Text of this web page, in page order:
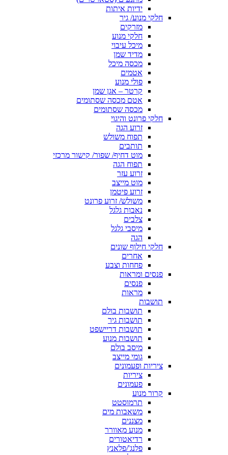
ידיות איתות
חלקי מנוע/ גיר
מזרקים
חלקי מנוע
מיכל עיבוי
מדיד שמן
מכסה מיכל
אטמים
פולי מנוע
קרטר – אגן שמן
אטם מכסה שסתומים
מכסה שסתומים
חלקי פרונט והיגוי
זרוע הגה
תפוח משולש
תותבים
מוט דחיף/ שפור/ קישור מרכזי
תפוח הגה
זרוע עזר
מוט מייצב
זרוע פיטמן
משולש/ זרוע פרונט
נאבות גלגל
צלבים
מיסבי גלגל
הגה
חלקי חילוף שונים
אחרים
פחחות וצבע
פנסים ומראות
פנסים
מראות
תושבות
תושבות בולם
תושבות גיר
תושבות דריישפט
תושבות מנוע
מיסב בולם
גומי מייצב
ציריות ופעמונים
ציריות
פעמונים
קרור מנוע
תרמוסטט
משאבות מים
מצננים
מנוע מאוורר
רדיאטורים
פלנג'/פלאנץ